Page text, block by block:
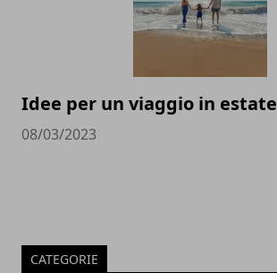
Idee per un viaggio in estate
08/03/2023
CATEGORIE